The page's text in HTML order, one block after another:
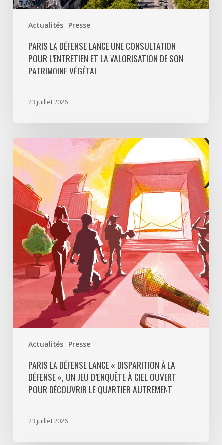
Actualités Presse
végétal
PARIS LA DÉFENSE LANCE UNE CONSULTATION
POUR L’ENTRETIEN ET LA VALORISATION DE SON
PATRIMOINE VÉGÉTAL
23 juillet 2026
Actualités Presse
Paris
La
Défense
lance
«
Disparition
Défense
un
jeu
d’enquête
à
ciel
découvrir
quartier
PARIS LA DÉFENSE LANCE « DISPARITION À LA
DÉFENSE », UN JEU D’ENQUÊTE À CIEL OUVERT
POUR DÉCOUVRIR LE QUARTIER AUTREMENT
23 juillet 2026